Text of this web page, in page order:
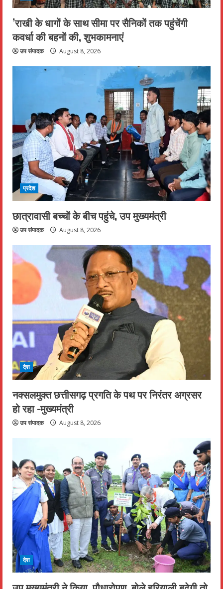
’राखी के धागों के साथ सीमा पर सैनिकों तक पहुंचेंगी
कवर्धा की बहनों की, शुभकामनाएं
उप संपादक August 8, 2026
प्रदेश
छात्रावासी बच्चों के बीच पहुंचे, उप मुख्यमंत्री
उप संपादक August 8, 2026
देश
नक्सलमुक्त छत्तीसगढ़ प्रगति के पथ पर निरंतर अग्रसर
हो रहा -मुख्यमंत्री
उप संपादक August 8, 2026
देश